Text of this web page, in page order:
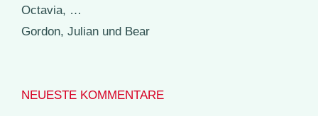
Octavia, …
Gordon, Julian und Bear
NEUESTE KOMMENTARE